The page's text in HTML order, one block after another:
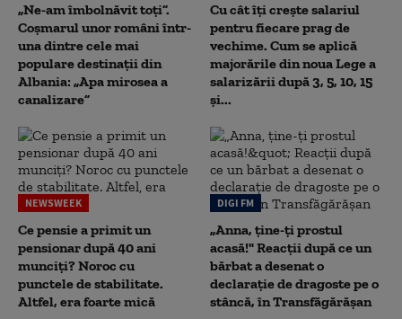
„Ne-am îmbolnăvit toți”.
Coșmarul unor români într-
una dintre cele mai
populare destinații din
Albania: „Apa mirosea a
canalizare”
Cu cât îți crește salariul
pentru fiecare prag de
vechime. Cum se aplică
majorările din noua Lege a
salarizării după 3, 5, 10, 15
și...
NEWSWEEK
Ce pensie a primit un
pensionar după 40 ani
munciți? Noroc cu
punctele de stabilitate.
Altfel, era foarte mică
DIGI FM
„Anna, ţine-ţi prostul
acasă!" Reacţii după ce un
bărbat a desenat o
declaraţie de dragoste pe o
stâncă, în Transfăgărăşan